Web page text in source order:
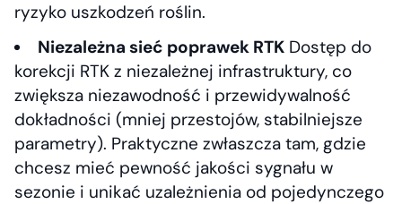
ryzyko uszkodzeń roślin.
Niezależna sieć poprawek RTK Dostęp do
korekcji RTK z niezależnej infrastruktury, co
zwiększa niezawodność i przewidywalność
dokładności (mniej przestojów, stabilniejsze
parametry). Praktyczne zwłaszcza tam, gdzie
chcesz mieć pewność jakości sygnału w
sezonie i unikać uzależnienia od pojedynczego